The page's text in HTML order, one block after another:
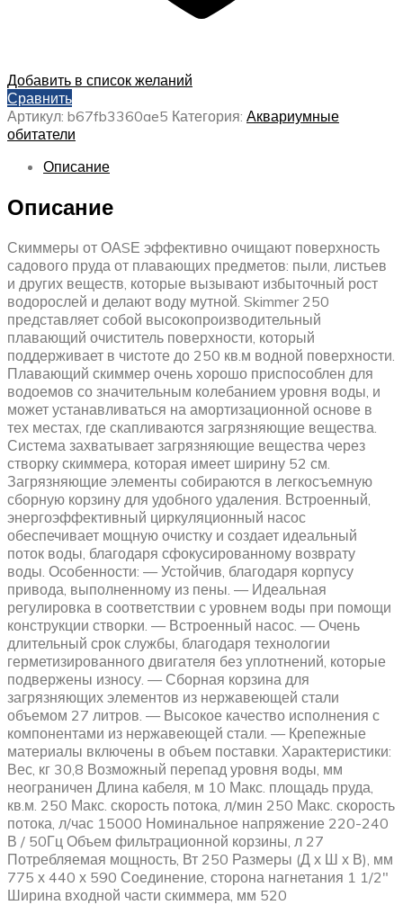
Добавить в список желаний
Сравнить
Артикул: b67fb3360ae5 Категория: Аквариумные
обитатели
Описание
Описание
Скиммеры от ОАSЕ эффективно очищают поверхность
садового пруда от плавающих предметов: пыли, листьев
и других веществ, которые вызывают избыточный рост
водорослей и делают воду мутной. Skimmer 250
представляет собой высокопроизводительный
плавающий очиститель поверхности, который
поддерживает в чистоте до 250 кв.м водной поверхности.
Плавающий скиммер очень хорошо приспособлен для
водоемов со значительным колебанием уровня воды, и
может устанавливаться на амортизационной основе в
тех местах, где скапливаются загрязняющие вещества.
Система захватывает загрязняющие вещества через
створку скиммера, которая имеет ширину 52 см.
Загрязняющие элементы собираются в легкосъемную
сборную корзину для удобного удаления. Встроенный,
энергоэффективный циркуляционный насос
обеспечивает мощную очистку и создает идеальный
поток воды, благодаря сфокусированному возврату
воды. Особенности: — Устойчив, благодаря корпусу
привода, выполненному из пены. — Идеальная
регулировка в соответствии с уровнем воды при помощи
конструкции створки. — Встроенный насос. — Очень
длительный срок службы, благодаря технологии
герметизированного двигателя без уплотнений, которые
подвержены износу. — Сборная корзина для
загрязняющих элементов из нержавеющей стали
объемом 27 литров. — Высокое качество исполнения с
компонентами из нержавеющей стали. — Крепежные
материалы включены в объем поставки. Характеристики:
Вес, кг 30,8 Возможный перепад уровня воды, мм
неограничен Длина кабеля, м 10 Макс. площадь пруда,
кв.м. 250 Макс. скорость потока, л/мин 250 Макс. скорость
потока, л/час 15000 Номинальное напряжение 220-240
В / 50Гц Объем фильтрационной корзины, л 27
Потребляемая мощность, Вт 250 Размеры (Д х Ш х В), мм
775 х 440 х 590 Соединение, сторона нагнетания 1 1/2"
Ширина входной части скиммера, мм 520